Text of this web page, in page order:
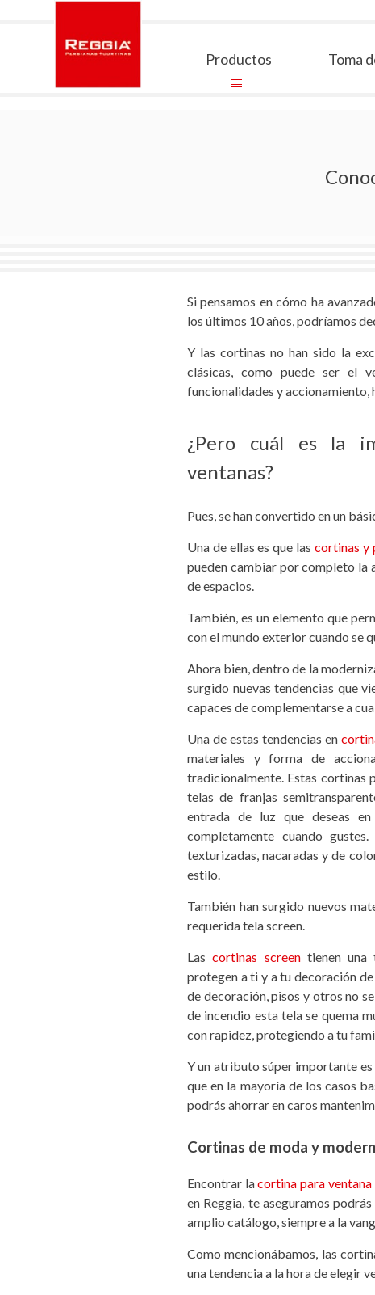
Productos Toma
Si pensamos en cómo ha
los últimos 10 años, podríamos
Y las cortinas no han sido la
clásicas, como puede ser el
funcionalidades y accionamiento,
¿Pero cuál es la
ventanas?
Pues, se han convertido en un
Una de ellas es que las cortinas y
pueden cambiar por completo la
de espacios.
También, es un elemento que
con el mundo exterior cuando se
Ahora bien, dentro de la
surgido nuevas tendencias que
capaces de complementarse a
Una de estas tendencias en
materiales y forma de
tradicionalmente. Estas cortinas
telas de franjas
entrada de luz que deseas
completamente cuando
texturizadas, nacaradas y de
estilo.
También han surgido nuevos
requerida tela screen.
Lascortinas screentienen una
protegen a ti y a tu decoración
de decoración, pisos y otros no
de incendio esta tela se quema
con rapidez, protegiendo a tu
Y un atributo súper importante
que en la mayoría de los casos
podrás ahorrar en caros
Cortinas de moda y
Encontrar lacortina para ventana
en Reggia, te aseguramos
amplio catálogo, siempre a la
Como mencionábamos, las
una tendencia a la hora de elegir